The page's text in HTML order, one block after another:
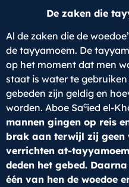
De zaken die
Al de zaken die de
de tayyamoem. De
op het moment dat men
staat is water te
gebeden zijn geldig en
worden. Aboe Sacied el-
mannen gingen op reis
brak aan terwijl zij geen
verrichten at-
deden het gebed.
één van hen de woedoe